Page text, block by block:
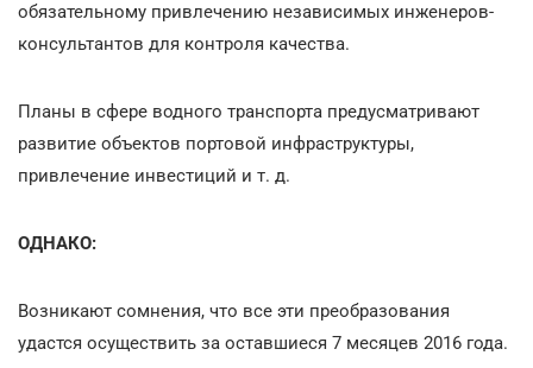
обязательному привлечению независимых инженеров-
консультантов для контроля качества.
Планы в сфере водного транспорта предусматривают
развитие объектов портовой инфраструктуры,
привлечение инвестиций и т. д.
ОДНАКО:
Возникают сомнения, что все эти преобразования
удастся осуществить за оставшиеся 7 месяцев 2016 года.